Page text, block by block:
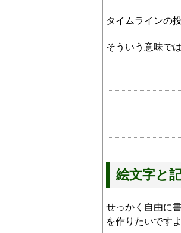
タイムラインの
そういう意味で
絵文字と
せっかく自由に
を作りたいです